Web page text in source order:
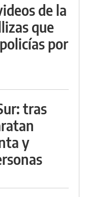
de la
que
por
tras
y